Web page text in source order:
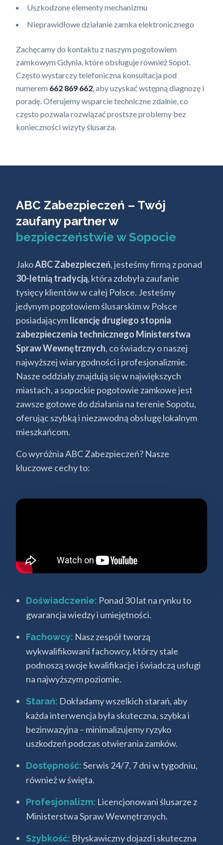
Uszkodzone elementy mechanizmu
Nieprawidłowe działanie zamka elektronicznego
Zachęcamy do kontaktu z naszym pogotowiem
zamkowym Gdynia, które obsługuje również Sopot.
Często wystarczy telefoniczna konsultacja pod
numerem 662 869 662, aby uzyskać wstępną diagnozę i
poradę. Oferujemy wsparcie techniczne zdalnie, co
często pozwala rozwiązać prostsze problemy bez
konieczności wizyty ślusarza.
ABC Zabezpieczeń – Twój
zaufany partner w
bezpieczeństwie w Sopocie
JakoABC Zabezpieczeń, jesteśmy firmą z ponad
30-letnią tradycją, która zdobyła zaufanie
tysięcy klientów w całej Polsce. Jesteśmy
jedynym pogotowiem ślusarskim w Polsce
posiadającymlicencję drugiego stopnia
zabezpieczenia technicznego Ministerstwa
Spraw Wewnętrznych, co świadczy o naszej
najwyższej wiarygodności i profesjonalizmie.
Nasze oddziały znajdują się w największych
miastach, a sopockie pogotowie zamkowe jest
zawsze gotowe do działania na terenie Sopotu,
oferując szybką i niezawodną obsługę lokalnym
mieszkańcom.
Co wyróżnia ABC Zabezpieczeń? Nasze
kluczowe cechy to:
Doświadczenie: Ponad 30 lat na rynku to
gwarancja wiedzy i umiejętności.
Fachowcy: Nasz zespół tworzą
wykwalifikowani fachowcy, którzy stale
podnoszą swoje kwalifikacje i świadczą usługi
na najwyższym poziomie.
Starań: Dokładamy wszelkich starań, aby
każda interwencja była skuteczna, szybka i
bezinwazyjna – minimalizujemy ryzyko
uszkodzeń podczas otwierania zamków.
Dostępność:Serwis 24/7, 7 dni w tygodniu,
również w święta.
Profesjonalizm: Licencjonowani ślusarze z
Ministerstwa Spraw Wewnętrznych.
Szybkość: Błyskawiczny dojazd i skuteczna